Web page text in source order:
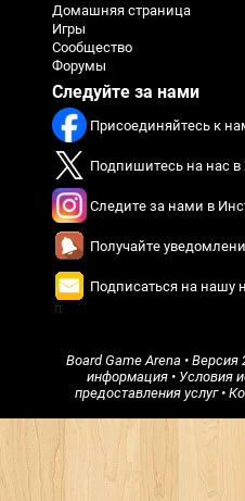
Домашняя страница
Игры
Сообщество
Форумы
Следуйте за нами
Присоединяйтесь к
Подпишитесь на нас в
Следите за нами в
Получайте
Подписаться на нашу
Board Game Arena • Версия
информация• Условия
предоставления услуг•
π